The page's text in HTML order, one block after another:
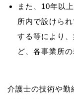
また、10年以
所内で設けら
する等により
ど、各事業所
介護士の技術や勤